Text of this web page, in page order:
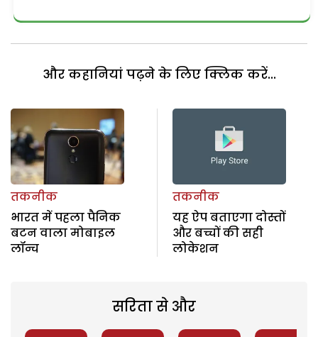
और कहानियां पढ़ने के लिए क्लिक करें...
तकनीक
भारत में पहला पैनिक
बटन वाला मोबाइल
लॉन्च
तकनीक
यह ऐप बताएगा दोस्तों
और बच्चों की सही
लोकेशन
सरिता से और